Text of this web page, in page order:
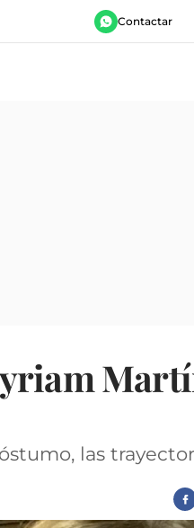
Contactar
las